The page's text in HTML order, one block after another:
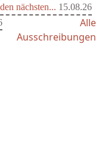
nächsten... 15.08.26
Alle
Ausschreibungen